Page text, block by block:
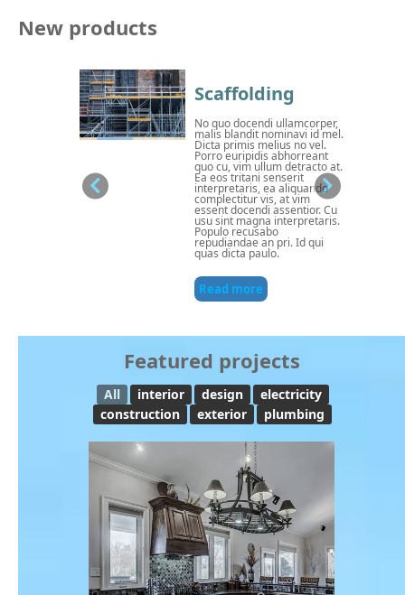
New products
Scaffolding
No quo docendi ullamcorper,
malis blandit nominavi id mel.
Dicta primis melius no vel.
Porro euripidis abhorreant
quo cu, vim ullum detracto at.
Ea eos tritani senserit
interpretaris, ea aliquando
complectitur vis, at vim
essent docendi assentior. Cu
usu sint magna interpretaris.
Populo recusabo
repudiandae an pri. Id qui
quas dicta paulo.
Read more
Featured projects
All interior design
electricity
construction
exterior plumbing